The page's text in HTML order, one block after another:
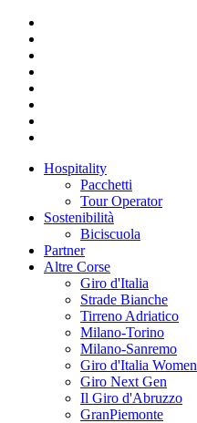
Hospitality
Pacchetti
Tour Operator
Sostenibilità
Biciscuola
Partner
Altre Corse
Giro d'Italia
Strade Bianche
Tirreno Adriatico
Milano-Torino
Milano-Sanremo
Giro d'Italia Women
Giro Next Gen
Il Giro d'Abruzzo
GranPiemonte